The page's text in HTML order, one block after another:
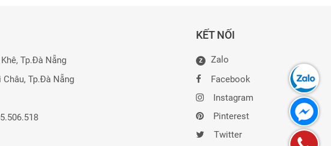
Tp.Đà Nẵng
Tp.Đà Nẵng
KẾT NỐI
Z
Zalo
Facebook
Instagram
Pinterest
Twitter